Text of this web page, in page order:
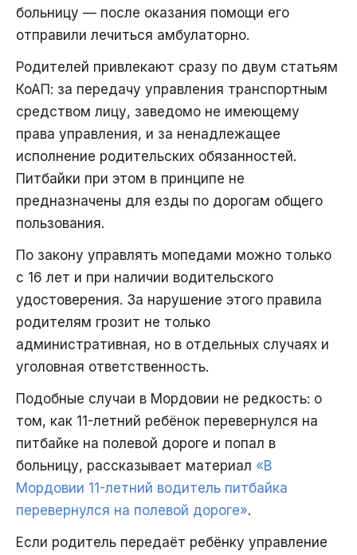
больницу — после оказания помощи его
отправили лечиться амбулаторно.
Родителей привлекают сразу по двум статьям
КоАП: за передачу управления транспортным
средством лицу, заведомо не имеющему
права управления, и за ненадлежащее
исполнение родительских обязанностей.
Питбайки при этом в принципе не
предназначены для езды по дорогам общего
пользования.
По закону управлять мопедами можно только
с 16 лет и при наличии водительского
удостоверения. За нарушение этого правила
родителям грозит не только
административная, но в отдельных случаях и
уголовная ответственность.
Подобные случаи в Мордовии не редкость: о
том, как 11-летний ребёнок перевернулся на
питбайке на полевой дороге и попал в
больницу, рассказывает материал «В
Мордовии 11-летний водитель питбайка
перевернулся на полевой дороге».
Если родитель передаёт ребёнку управление